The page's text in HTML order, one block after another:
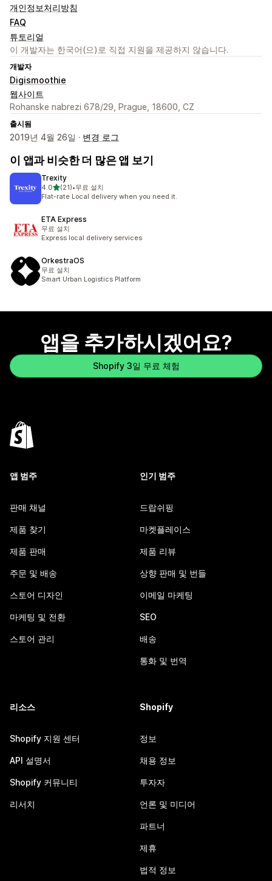
개인정보처리방침
FAQ
튜토리얼
이 개발자는 한국어(으)로 직접 지원을 제공하지 않습니다.
개발자
Digismoothie
웹사이트
Rohanske nabrezi 678/29, Prague, 18600, CZ
출시됨
2019년 4월 26일 · 변경 로그
이 앱과 비슷한 더 많은 앱 보기
Trexity
4.0별 5개 중
(21)
총 리뷰 21개
•무료 설치
Flat-rate Local delivery when you need it.
ETA Express
무료 설치
Express local delivery services
OrkestraOS
무료 설치
Smart Urban Logistics Platform
앱을 추가하시겠어요?
Shopify 3일 무료 체험
앱 범주
판매 채널
제품 찾기
제품 판매
주문 및 배송
스토어 디자인
마케팅 및 전환
스토어 관리
인기 범주
드랍쉬핑
마켓플레이스
제품 리뷰
상향 판매 및 번들
이메일 마케팅
SEO
배송
통화 및 번역
리소스
Shopify 지원 센터
API 설명서
Shopify 커뮤니티
리서치
Shopify
정보
채용 정보
투자자
언론 및 미디어
파트너
제휴
법적 정보